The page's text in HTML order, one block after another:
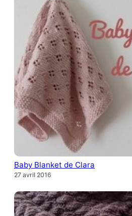
Baby Blanket de Clara
27 avril 2016